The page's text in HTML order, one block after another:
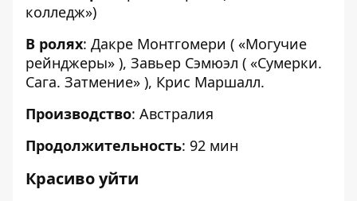
колледж»)
В ролях: Дакре Монтгомери ( «Могучие
рейнджеры» ), Завьер Сэмюэл ( «Сумерки.
Сага. Затмение» ), Крис Маршалл.
Производство: Австралия
Продолжительность: 92 мин
Красиво уйти